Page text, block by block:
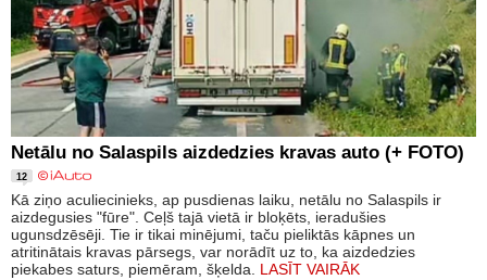
Netālu no Salaspils aizdedzies kravas auto (+ FOTO)
12
Kā ziņo aculiecinieks, ap pusdienas laiku, netālu no Salaspils ir
aizdegusies "fūre". Ceļš tajā vietā ir bloķēts, ieradušies
ugunsdzēsēji. Tie ir tikai minējumi, taču pieliktās kāpnes un
atritinātais kravas pārsegs, var norādīt uz to, ka aizdedzies
piekabes saturs, piemēram, šķelda. LASĪT VAIRĀK